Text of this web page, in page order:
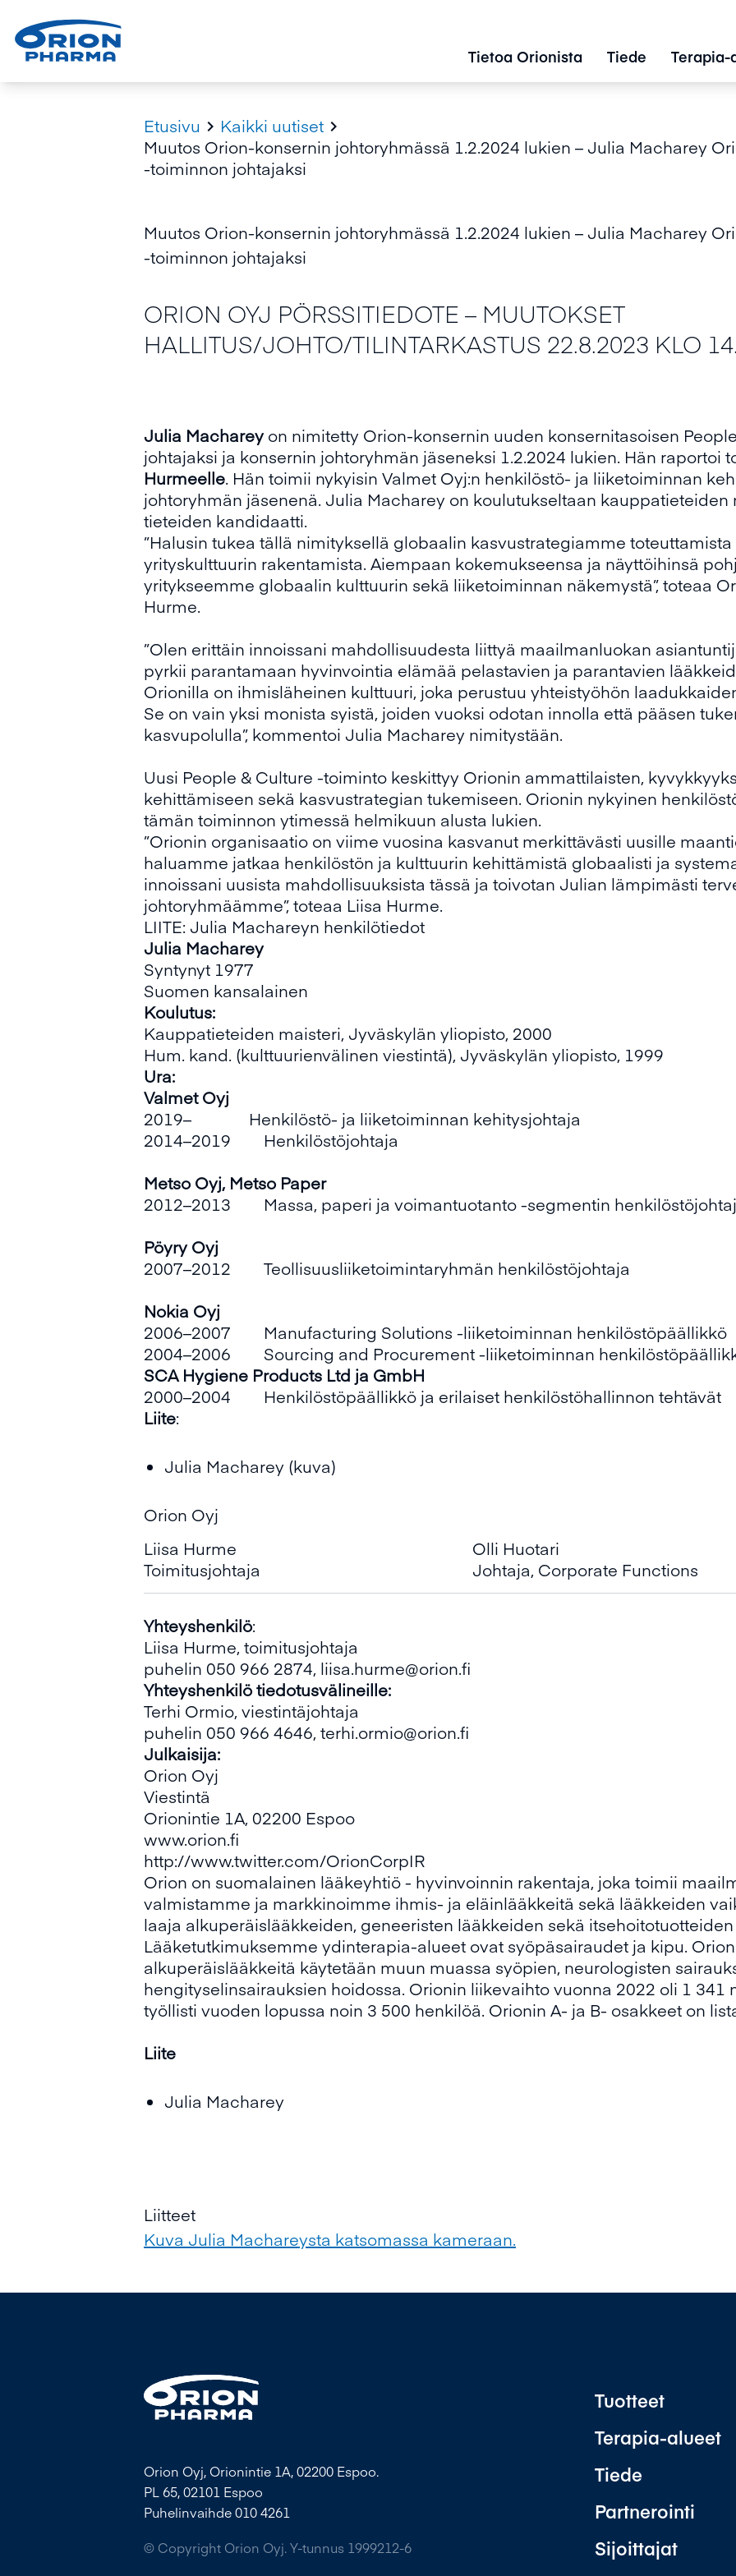
Tietoa Orionista Tiede Terapia-
Etusivu  Kaikki uutiset 
Muutos Orion-konsernin johtoryhmässä 1.2.2024 lukien – Julia Macharey
-toiminnon johtajaksi
Muutos Orion-konsernin johtoryhmässä 1.2.2024 lukien – Julia Macharey
-toiminnon johtajaksi
ORION OYJ PÖRSSITIEDOTE – MUUTOKSET
HALLITUS/JOHTO/TILINTARKASTUS 22.8.2023 KLO
Julia Machareyon nimitetty Orion-konsernin uuden konsernitasoisen
johtajaksi ja konsernin johtoryhmän jäseneksi 1.2.2024 lukien. Hän raportoi
Hurmeelle. Hän toimii nykyisin Valmet Oyj:n henkilöstö- ja liiketoiminnan
johtoryhmän jäsenenä. Julia Macharey on koulutukseltaan kauppatieteiden
tieteiden kandidaatti.
”Halusin tukea tällä nimityksellä globaalin kasvustrategiamme
yrityskulttuurin rakentamista. Aiempaan kokemukseensa ja näyttöihinsä
yritykseemme globaalin kulttuurin sekä liiketoiminnan näkemystä”, toteaa
Hurme.
”Olen erittäin innoissani mahdollisuudesta liittyä maailmanluokan
pyrkii parantamaan hyvinvointia elämää pelastavien ja parantavien
Orionilla on ihmisläheinen kulttuuri, joka perustuu yhteistyöhön
Se on vain yksi monista syistä, joiden vuoksi odotan innolla että pääsen
kasvupolulla”, kommentoi Julia Macharey nimitystään.
Uusi People & Culture -toiminto keskittyy Orionin ammattilaisten,
kehittämiseen sekä kasvustrategian tukemiseen. Orionin nykyinen
tämän toiminnon ytimessä helmikuun alusta lukien.
”Orionin organisaatio on viime vuosina kasvanut merkittävästi uusille
haluamme jatkaa henkilöstön ja kulttuurin kehittämistä globaalisti ja
innoissani uusista mahdollisuuksista tässä ja toivotan Julian lämpimästi
johtoryhmäämme”, toteaa Liisa Hurme.
LIITE: Julia Machareyn henkilötiedot
Julia Macharey
Syntynyt 1977
Suomen kansalainen
Koulutus:
Kauppatieteiden maisteri, Jyväskylän yliopisto, 2000
Hum. kand. (kulttuurienvälinen viestintä), Jyväskylän yliopisto, 1999
Ura:
Valmet Oyj
2019– Henkilöstö- ja liiketoiminnan kehitysjohtaja
2014–2019 Henkilöstöjohtaja
Metso Oyj, MetsoPaper
2012–2013 Massa, paperi ja voimantuotanto -segmentin
Pöyry Oyj
2007–2012 Teollisuusliiketoimintaryhmän henkilöstöjohtaja
Nokia Oyj
2006–2007 Manufacturing Solutions -liiketoiminnan henkilöstöpäällikkö
2004–2006 Sourcing and Procurement -liiketoiminnan
SCA Hygiene Products Ltd ja GmbH
2000–2004 Henkilöstöpäällikkö ja erilaiset henkilöstöhallinnon tehtävät
Liite:
Julia Macharey (kuva)
Orion Oyj
Liisa Hurme
Toimitusjohtaja
Olli Huotari
Johtaja, Corporate Functions
Yhteyshenkilö:
Liisa Hurme, toimitusjohtaja
puhelin 050 966 2874, liisa.hurme@orion.fi
Yhteyshenkilö tiedotusvälineille:
Terhi Ormio, viestintäjohtaja
puhelin 050 966 4646, terhi.ormio@orion.fi
Julkaisija:
Orion Oyj
Viestintä
Orionintie 1A, 02200 Espoo
www.orion.fi
http://www.twitter.com/OrionCorpIR
Orion on suomalainen lääkeyhtiö - hyvinvoinnin rakentaja, joka toimii
valmistamme ja markkinoimme ihmis- ja eläinlääkkeitä sekä lääkkeiden
laaja alkuperäislääkkeiden, geneeristen lääkkeiden sekä
Lääketutkimuksemme ydinterapia-alueet ovat syöpäsairaudet ja kipu.
alkuperäislääkkeitä käytetään muun muassa syöpien, neurologisten
hengityselinsairauksien hoidossa. Orionin liikevaihto vuonna 2022 oli 1 341
työllisti vuoden lopussa noin 3 500 henkilöä. Orionin A- ja B- osakkeet on
Liite
Julia Macharey
Liitteet
Kuva Julia Machareysta katsomassa kameraan.
Orion Oyj, Orionintie 1A, 02200 Espoo.
PL 65, 02101 Espoo
Puhelinvaihde 010 4261
© Copyright Orion Oyj. Y-tunnus 1999212-6
Tuotteet
Terapia-alueet
Tiede
Partnerointi
Sijoittajat